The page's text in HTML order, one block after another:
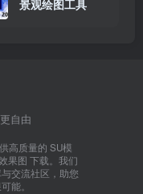
景观绘图工具
自由
高质量的 SU模
果图 下载。我们
交流社区，助您
能。